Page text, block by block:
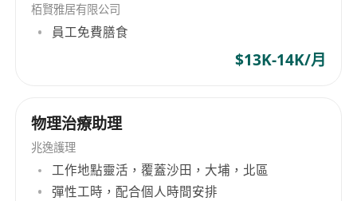
栢賢雅居有限公司
員工免費膳食
$13K-14K/月
物理治療助理
兆逸護理
工作地點靈活，覆蓋沙田，大埔，北區
彈性工時，配合個人時間安排